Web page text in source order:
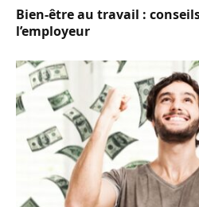
Bien-être au travail :
l’employeur